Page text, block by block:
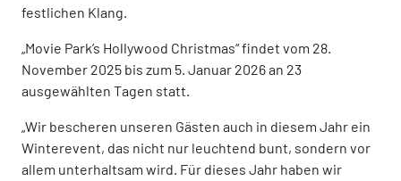
festlichen Klang.
„Movie Park’s Hollywood Christmas“ findet vom 28.
November 2025 bis zum 5. Januar 2026 an 23
ausgewählten Tagen statt.
„Wir bescheren unseren Gästen auch in diesem Jahr ein
Winterevent, das nicht nur leuchtend bunt, sondern vor
allem unterhaltsam wird. Für dieses Jahr haben wir